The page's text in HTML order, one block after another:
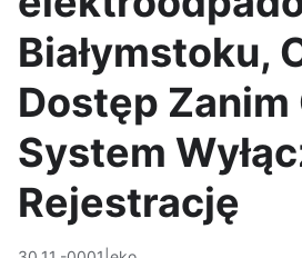
Białymstoku,
Dostęp Zanim
System
Rejestrację